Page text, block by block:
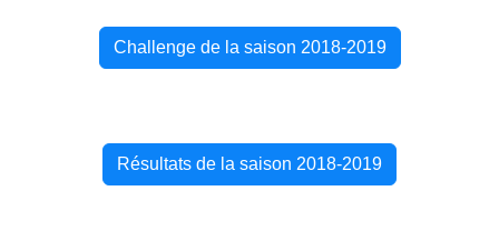
Challenge de la saison 2018-2019
Résultats de la saison 2018-2019